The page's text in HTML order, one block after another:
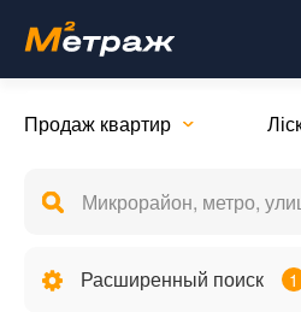
Продаж квартир
Расширенный поиск 1